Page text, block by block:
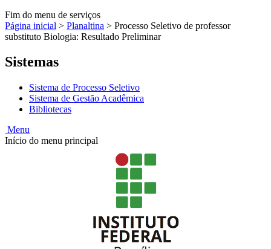
Fim do menu de serviços
Página inicial > Planaltina > Processo Seletivo de professor
substituto Biologia: Resultado Preliminar
Sistemas
Sistema de Processo Seletivo
Sistema de Gestão Acadêmica
Bibliotecas
Menu
Início do menu principal